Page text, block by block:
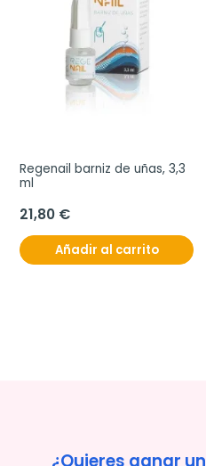
Regenail barniz de uñas, 3,3
ml
21,80 €
Añadir al carrito